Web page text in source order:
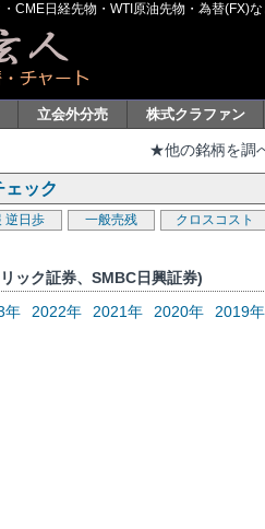
CME日経先物・WTI原油先物・為替(FX)
立会外分売 株式クラファン
★他の銘柄を調
ック
逆日歩 一般売残 クロスコスト
ック証券、SMBC日興証券)
年 2022年 2021年 2020年 2019年